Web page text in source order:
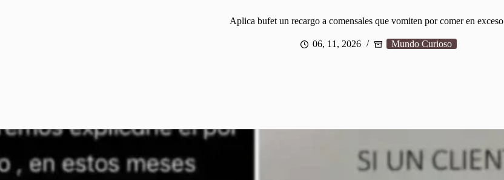
Aplica bufet un recargo a comensales que vomiten por comer en exceso
06, 11, 2026 Mundo Curioso